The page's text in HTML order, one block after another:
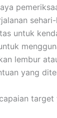
untuk
lembur
yang